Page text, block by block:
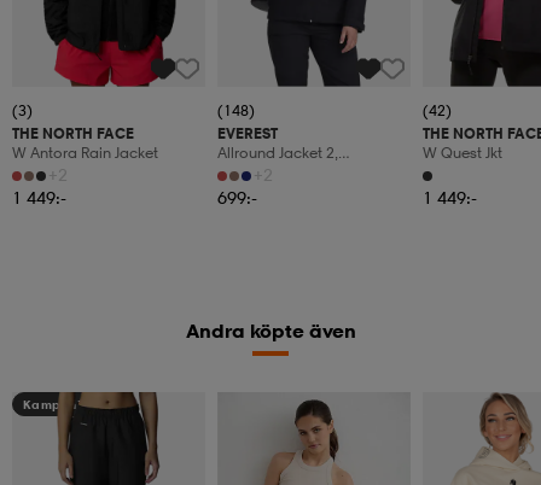
(3)
THE NORTH FACE
W Antora Rain Jacket
+2
1 449:-
(148)
EVEREST
Allround Jacket 2,
Regnjacka, Dam
+2
699:-
(42)
THE NORTH
W Quest Jkt
1 449:-
Andra köpte även
Kampanj -25%